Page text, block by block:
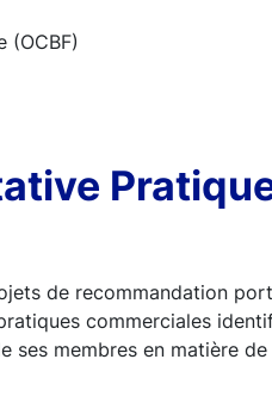
(OCBF)
de recommandation
commerciales
ses membres en matière